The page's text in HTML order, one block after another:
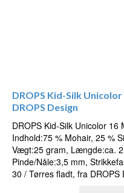
DROPS Kid-Silk
DROPS Design
DROPS Kid-Silk Unicolor 16
Indhold:75 % Mohair, 25 %
Vægt:25 gram, Længde:ca.
Pinde/Nåle:3,5 mm,
30 / Tørres fladt, fra DROPS